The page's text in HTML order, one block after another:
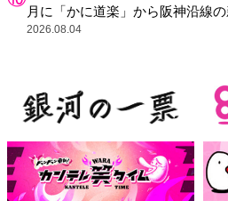
月に「かに道楽」から阪神沿線
越し
2026.08.04